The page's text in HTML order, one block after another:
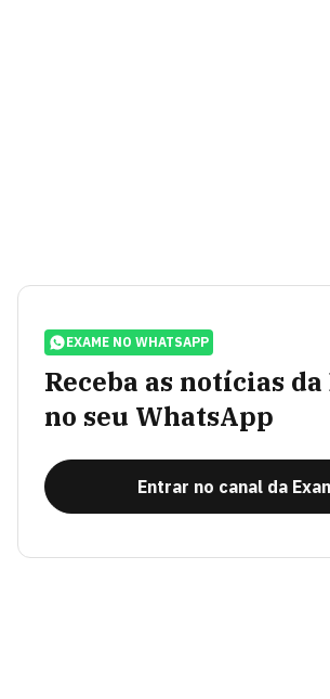
EXAME NO WHATSAPP
Receba as notícias da
no seu WhatsApp
Entrar no canal da